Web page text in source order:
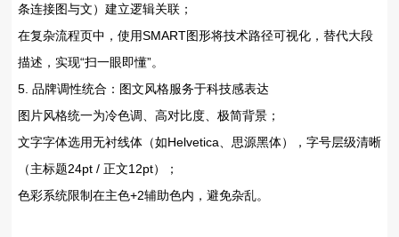
条连接图与文）建立逻辑关联；
在复杂流程页中，使用‌SMART图形‌将技术路径可视化，替代大段
描述，实现“扫一眼即懂”。
5. ‌品牌调性统合：图文风格服务于科技感表达‌
图片风格统一为‌冷色调、高对比度、极简背景‌；
文字字体选用‌无衬线体‌（如Helvetica、思源黑体），字号层级清晰
（主标题24pt / 正文12pt）；
色彩系统限制在‌主色+2辅助色‌内，避免杂乱。